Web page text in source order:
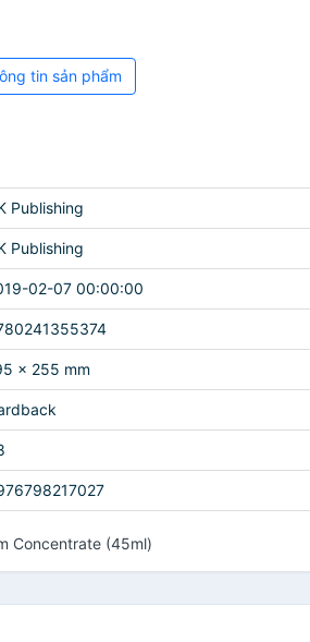
tin sản phẩm
Publishing
Publishing
02-07 00:00:00
x 255 mm
Concentrate (45ml)